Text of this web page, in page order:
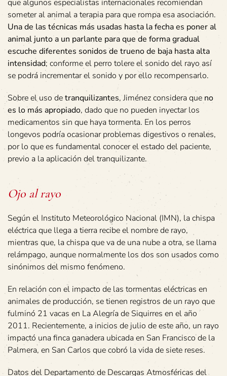
que algunos especialistas internacionales recomiendan
someter al animal a terapia para que rompa esa asociación.
Una de las técnicas más usadas hasta la fecha es poner al
animal junto a un parlante para que de forma gradual
escuche diferentes sonidos de trueno de baja hasta alta
intensidad; conforme el perro tolere el sonido del rayo así
se podrá incrementar el sonido y por ello recompensarlo.
Sobre el uso detranquilizantes, Jiménez considera que no
es lo más apropiado, dado que no pueden inyectar los
medicamentos sin que haya tormenta. En los perros
longevos podría ocasionar problemas digestivos o renales,
por lo que es fundamental conocer el estado del paciente,
previo a la aplicación del tranquilizante.
Ojo al rayo
Según el Instituto Meteorológico Nacional (IMN), la chispa
eléctrica que llega a tierra recibe el nombre de rayo,
mientras que, la chispa que va de una nube a otra, se llama
relámpago, aunque normalmente los dos son usados como
sinónimos del mismo fenómeno.
En relación con el impacto de las tormentas eléctricas en
animales de producción, se tienen registros de un rayo que
fulminó 21 vacas en La Alegría de Siquirres en el año
2011. Recientemente, a inicios de julio de este año, un rayo
impactó una finca ganadera ubicada en San Francisco de la
Palmera, en San Carlos que cobró la vida de siete reses.
Datos del Departamento de Descargas Atmosféricas del